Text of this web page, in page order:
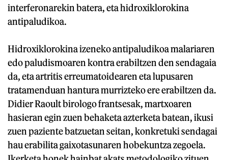
interferonarekin batera, eta hidroxiklorokina
antipaludikoa.
Hidroxiklorokina izeneko antipaludikoa malariaren
edo paludismoaren kontra erabiltzen den sendagaia
da, eta artritis erreumatoidearen eta lupusaren
tratamenduan hantura murrizteko ere erabiltzen da.
Didier Raoult birologo frantsesak, martxoaren
hasieran egin zuen behaketa azterketa batean, ikusi
zuen paziente batzuetan seitan, konkretuki sendagai
hau erabilita gaixotasunaren hobekuntza zegoela.